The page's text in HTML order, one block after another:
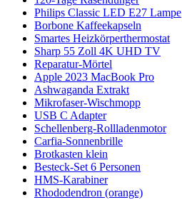
Philips Classic LED E27 Lampe
Borbone Kaffeekapseln
Smartes Heizkörperthermostat
Sharp 55 Zoll 4K UHD TV
Reparatur-Mörtel
Apple 2023 MacBook Pro
Ashwaganda Extrakt
Mikrofaser-Wischmopp
USB C Adapter
Schellenberg-Rollladenmotor
Carfia-Sonnenbrille
Brotkasten klein
Besteck-Set 6 Personen
HMS-Karabiner
Rhododendron (orange)